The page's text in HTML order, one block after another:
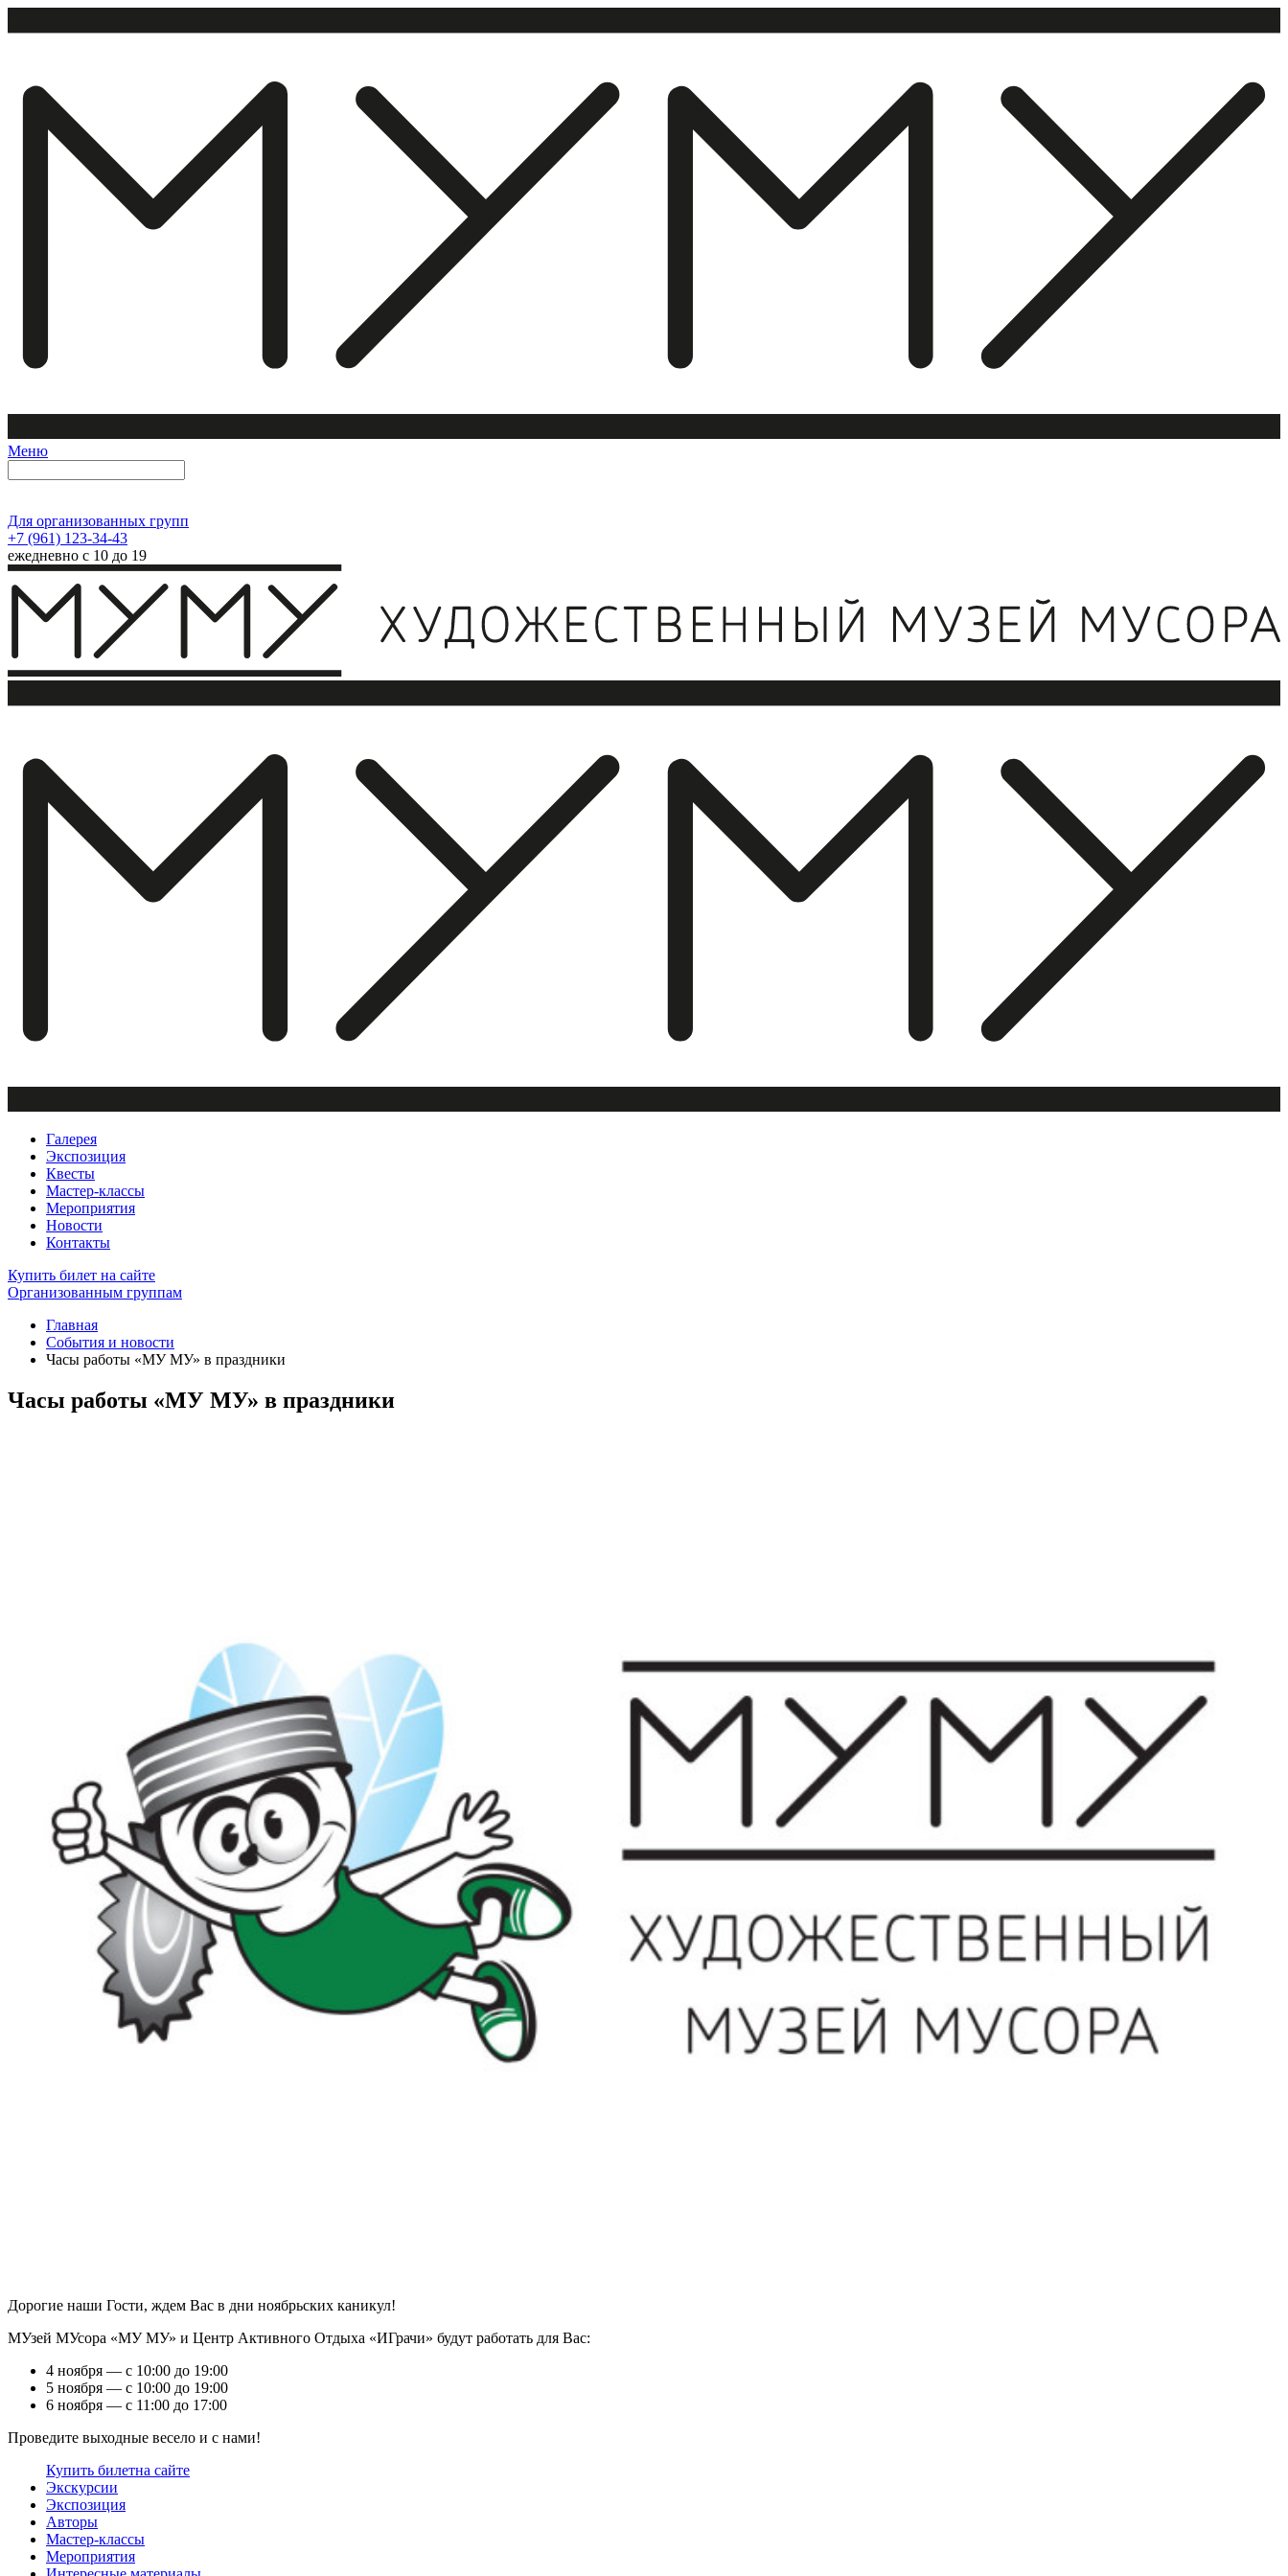
Меню
Для организованных групп
+7 (961) 123-34-43
ежедневно с 10 до 19
Галерея
Экспозиция
Квесты
Мастер-классы
Мероприятия
Новости
Контакты
Купить билет на сайте
Организованным группам
Главная
События и новости
Часы работы «МУ МУ» в праздники
Часы работы «МУ МУ» в праздники
Дорогие наши Гости, ждем Вас в дни ноябрьских каникул!
МУзей МУсора «МУ МУ» и Центр Активного Отдыха «ИГрачи» будут работать для Вас:
4 ноября — с 10:00 до 19:00
5 ноября — с 10:00 до 19:00
6 ноября — с 11:00 до 17:00
Проведите выходные весело и с нами!
Купить билетна сайте
Экскурсии
Экспозиция
Авторы
Мастер-классы
Мероприятия